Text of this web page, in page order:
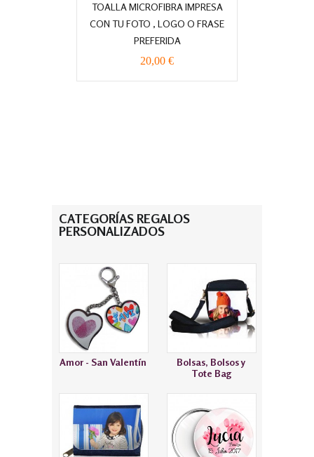
TOALLA MICROFIBRA IMPRESA
CON TU FOTO , LOGO O FRASE
PREFERIDA
20,00 €
CATEGORÍAS REGALOS
PERSONALIZADOS
Amor - San Valentín
Bolsas, Bolsos y
Tote Bag